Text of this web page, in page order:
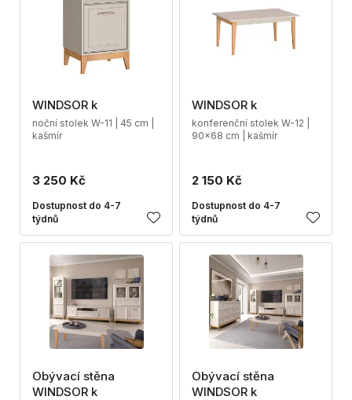
WINDSOR k
noční stolek W-11 | 45 cm |
kašmír
3 250 Kč
Dostupnost do 4-7
týdnů
WINDSOR k
konferenční stolek W-12 |
90x68 cm | kašmír
2 150 Kč
Dostupnost do 4-7
týdnů
Obývací stěna
WINDSOR k
Obývací stěna
WINDSOR k